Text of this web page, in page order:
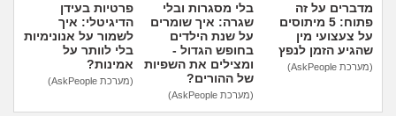
מדברים על זה
פתוח: 5 מיתוסים
על צעצועי מין
שהגיע הזמן לנפץ
(מערכת AskPeople)
בלי מסגרות ובלי
שגרה: איך שומרים
על שנת הילדים
בחופש הגדול -
ומצילים את השפיות
של ההורים?
(מערכת AskPeople)
פרטיות בעידן
הדיגיטלי: איך
לשמור על אנונימיות
בלי לוותר על
אמינות?
(מערכת AskPeople)